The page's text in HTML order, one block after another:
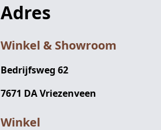
Adres
Winkel & Showroom
Bedrijfsweg 62
7671 DA Vriezenveen
Winkel